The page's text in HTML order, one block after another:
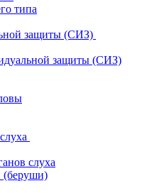
типа
защиты (СИЗ)
защиты (СИЗ)
слуха